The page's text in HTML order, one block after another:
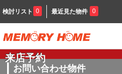
検討リスト 0 最近見た物件 0
来店予約
お問い合わせ物件